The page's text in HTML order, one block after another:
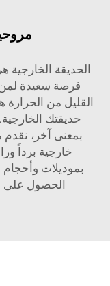
الحديقة الخارجية
فرصة سعيدة
القليل من الحرارة
حديقتك
بمعنى آخر،
خارجية برداً
بموديلات
الحصول على